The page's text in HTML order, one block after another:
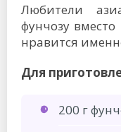
Любители
фунчозу
нравится
Для
200 г